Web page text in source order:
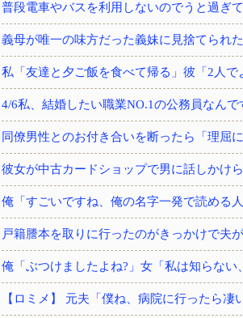
普段電車やバスを利用しないのでうと過ぎ
義母が唯一の味方だった義妹に見捨てられ